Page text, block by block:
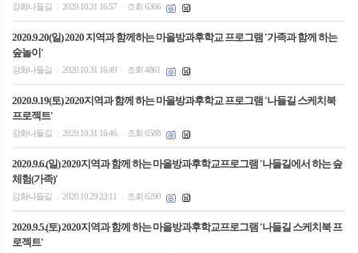
강화나들길 2020.10.31 16:57 조회 6366
2020.9.20(일) 2020 지역과 함께하는 마을방과후학교 프로그램 '가족과 함께 하는
숲놀이'
강화나들길 2020.10.31 16:49 조회 4861
2020.9.19(토) 2020지역과 함께 하는 마을방과후학교 프로그램 '나들길 스케치북
프로젝트'
강화나들길 2020.10.31 16:46 조회 6588
2020.9.6.(일) 2020지역과 함께 하는 마을방과후학교프로그램 '나들길에서 하는 숲
체험(가족)'
강화나들길 2020.10.29 23:11 조회 6290
2020.9.5.(토) 2020지역과 함께 하는 마을방과후학교프로그램 '나들길 스케치북 프
로젝트'